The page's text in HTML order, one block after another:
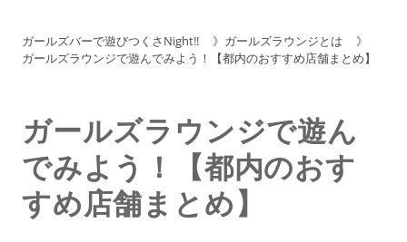
ガールズバーで遊びつくさNight!! 》 ガールズラウンジとは
》
ガールズラウンジで遊んでみよう！【都内のおすすめ店舗まとめ】
ガールズラウンジで遊ん
でみよう！【都内のおす
すめ店舗まとめ】